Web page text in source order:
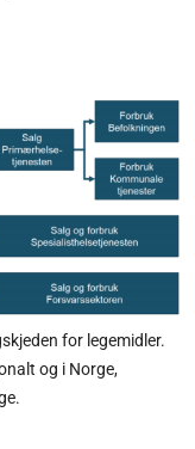
for legemidler.
og i Norge,